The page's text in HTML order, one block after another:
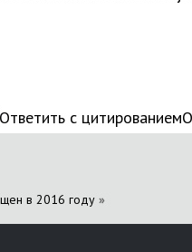
в 2016 году »